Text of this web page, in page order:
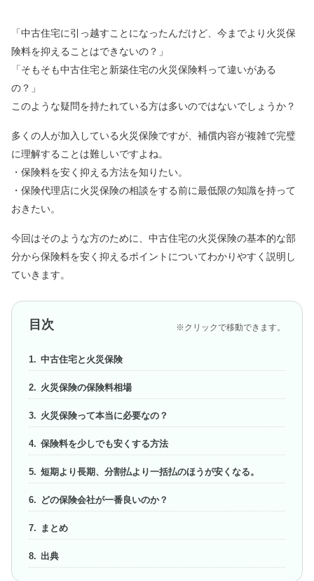
「中古住宅に引っ越すことになったんだけど、今までより火災保
険料を抑えることはできないの？」
「そもそも中古住宅と新築住宅の火災保険料って違いがある
の？」
このような疑問を持たれている方は多いのではないでしょうか？
多くの人が加入している火災保険ですが、補償内容が複雑で完璧
に理解することは難しいですよね。
・保険料を安く抑える方法を知りたい。
・保険代理店に火災保険の相談をする前に最低限の知識を持って
おきたい。
今回はそのような方のために、中古住宅の火災保険の基本的な部
分から保険料を安く抑えるポイントについてわかりやすく説明し
ていきます。
目次 ※クリックで移動できます。
中古住宅と火災保険
火災保険の保険料相場
火災保険って本当に必要なの？
保険料を少しでも安くする方法
短期より長期、分割払より一括払のほうが安くなる。
どの保険会社が一番良いのか？
まとめ
出典